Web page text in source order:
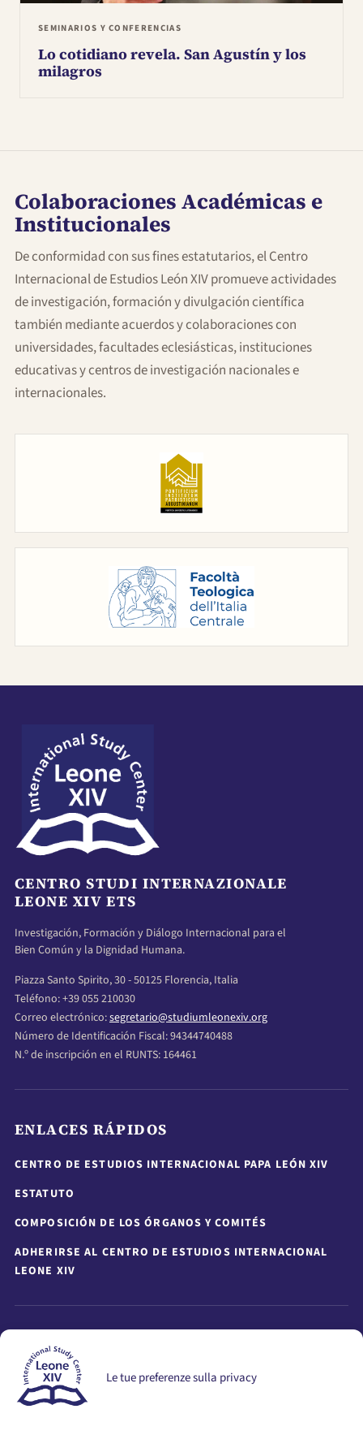
Le tue preferenze sulla privacy
SEMINARIOS Y CONFERENCIAS
Lo cotidiano revela. San Agustín y los
milagros
Colaboraciones Académicas e
Institucionales
De conformidad con sus fines estatutarios, el Centro
Internacional de Estudios León XIV promueve actividades
de investigación, formación y divulgación científica
también mediante acuerdos y colaboraciones con
universidades, facultades eclesiásticas, instituciones
educativas y centros de investigación nacionales e
internacionales.
CENTRO STUDI INTERNAZIONALE
LEONE XIV ETS
Investigación, Formación y Diálogo Internacional para el
Bien Común y la Dignidad Humana.
Piazza Santo Spirito, 30 - 50125 Florencia, Italia
Teléfono: +39 055 210030
Correo electrónico:segretario@studiumleonexiv.org
Número de Identificación Fiscal: 94344740488
N.º de inscripción en el RUNTS: 164461
ENLACES RÁPIDOS
CENTRO DE ESTUDIOS INTERNACIONAL PAPA LEÓN XIV
ESTATUTO
COMPOSICIÓN DE LOS ÓRGANOS Y COMITÉS
ADHERIRSE AL CENTRO DE ESTUDIOS INTERNACIONAL
LEONE XIV
MANTÉNGASE INFORMADO
Manténgase informado sobre actividades, eventos,
seminarios y publicaciones.